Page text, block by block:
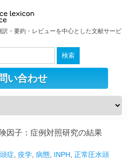
・要約・レビューを中心とした文献サービ
い合わせ
因子：症例対照研究の結果
症 疫学 病態 INPH 正常圧水頭